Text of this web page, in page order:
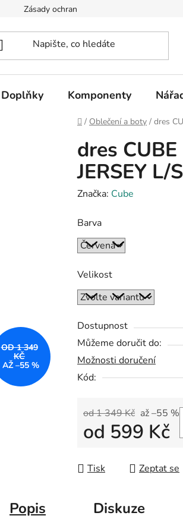
Zásady ochrany osobních údajů
Doplňky Komponenty
Domů
/ Oblečení a boty / dres
dres
JERSEY L/
Značka: Cube
Barva
Velikost
Dostupnost
Můžeme doručit do:
Možnosti doručení
Kód:
od 1 349 Kč až –55 %
od 599 Kč
Tisk Zeptat se
OD 1 349
KČ
AŽ –55 %
Popis Diskuze